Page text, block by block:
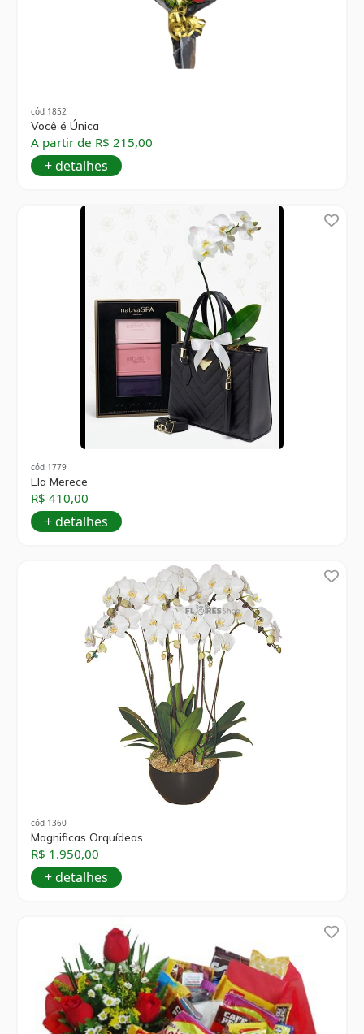
cód 1852
Você é Única
A partir de R$ 215,00
+ detalhes
cód 1779
Ela Merece
R$ 410,00
+ detalhes
cód 1360
Magnificas Orquídeas
R$ 1.950,00
+ detalhes